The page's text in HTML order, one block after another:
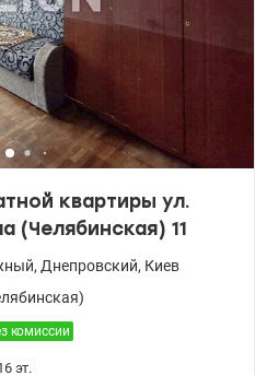
квартиры ул.
(Челябинская) 11
, Днепровский, Киев
комиссии
эт.